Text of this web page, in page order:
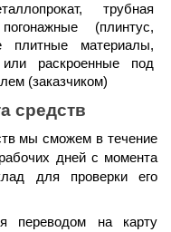
трубная
(плинтус,
плитные материалы,
раскроенные под
(заказчиком)
средств
мы сможем в течение
дней с момента
для проверки его
переводом на карту